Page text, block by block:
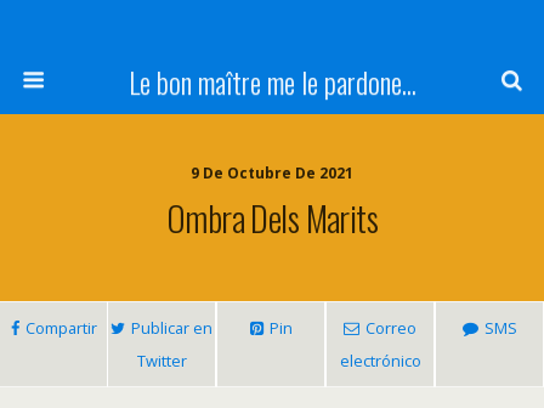
Le bon maître me le pardone...
9 De Octubre De 2021
Ombra Dels Marits
Compartir
Publicar en
Twitter
Pin
Correo
electrónico
SMS